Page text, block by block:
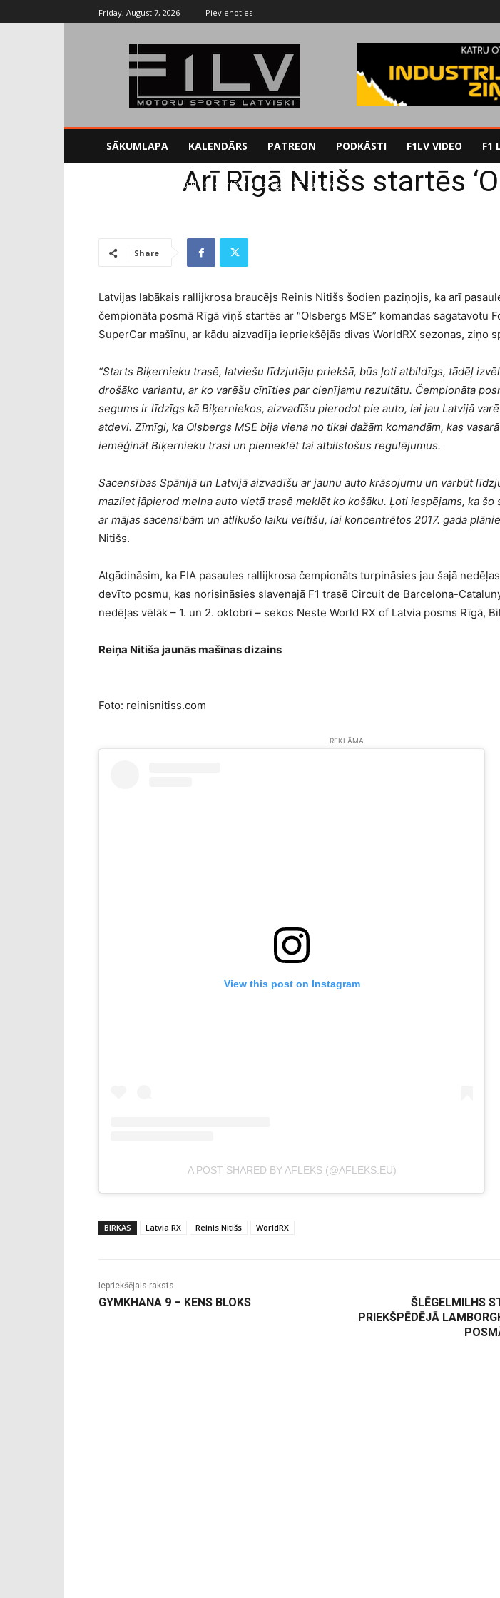
Friday, August 7, 2026 Pievienoties
SĀKUMLAPA KALENDĀRS PATREON PODKĀSTI F1LV VIDEO F1
Arī Rīgā Nitišs startēs 'Olsbergs MSE' sastāvā
Arī Rīgā Nitišs startēs
Share
Latvijas labākais rallijkrosa braucējs Reinis Nitišs šodien paziņojis, ka arī
čempionāta posmā Rīgā viņš startēs ar “Olsbergs MSE” komandas sagatavotu
SuperCar mašīnu, ar kādu aizvadīja iepriekšējās divas WorldRX sezonas, ziņo
“Starts Biķernieku trasē, latviešu līdzjutēju priekšā, būs ļoti atbildīgs, tādēļ
drošāko variantu, ar ko varēšu cīnīties par cienījamu rezultātu. Čempionāta
segums ir līdzīgs kā Biķerniekos, aizvadīšu pierodot pie auto, lai jau Latvijā
atdevi. Zīmīgi, ka Olsbergs MSE bija viena no tikai dažām komandām, kas
iemēģināt Biķernieku trasi un piemeklēt tai atbilstošus regulējumus.
Sacensības Spānijā un Latvijā aizvadīšu ar jaunu auto krāsojumu un varbūt
mazliet jāpierod melna auto vietā trasē meklēt ko košāku. Ļoti iespējams, ka šo
ar mājas sacensībām un atlikušo laiku veltīšu, lai koncentrētos 2017. gada
Nitišs.
Atgādināsim, ka FIA pasaules rallijkrosa čempionāts turpināsies jau šajā
devīto posmu, kas norisināsies slavenajā F1 trasē Circuit de Barcelona-
nedēļas vēlāk – 1. un 2. oktobrī – sekos Neste World RX of Latvia posms Rīgā,
Reiņa Nitiša jaunās mašīnas dizains
Foto: reinisnitiss.com
REKLĀMA
View this post on Instagram
A POST SHARED BY AFLEKS (@AFLEKS.EU)
BIRKAS Latvia RX Reinis Nitišs WorldRX
Iepriekšējais raksts
GYMKHANA 9 – KENS BLOKS
ŠLĒGELMILHS
PRIEKŠPĒDĒJĀ